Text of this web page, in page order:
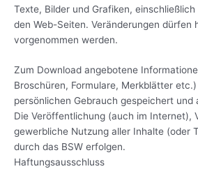
Texte, Bilder und Grafiken,
den Web-Seiten. Veränderungen dürfen
vorgenommen werden.
Zum Download angebotene
Broschüren, Formulare, Merkblätter
persönlichen Gebrauch gespeichert und
Die Veröffentlichung (auch im Internet),
gewerbliche Nutzung aller Inhalte (oder
durch das BSW erfolgen.
Haftungsausschluss